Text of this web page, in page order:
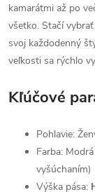
kamarátmi až po
všetko. Stačí
svoj každodenný
veľkosti sa rýchlo
Kľúčové
Pohlavie:
Farba:
vyšúchaním)
Výška pása: